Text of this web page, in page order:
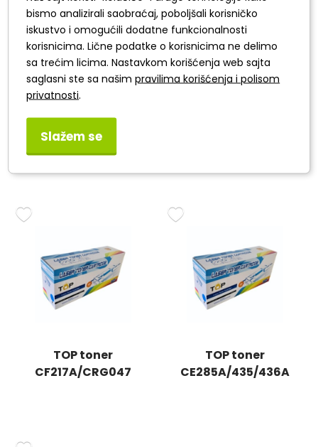
TOP toner
CF230A/CRG051
TOP toner
CF217A/CRG047
TOP toner
CE285A/435/436A
bismo analizirali saobraćaj, poboljšali korisničko
iskustvo i omogućili dodatne funkcionalnosti
korisnicima. Lične podatke o korisnicima ne delimo
sa trećim licima. Nastavkom korišćenja web sajta
saglasni ste sa našimpravilima korišćenja i polisom
privatnosti.
Slažem se